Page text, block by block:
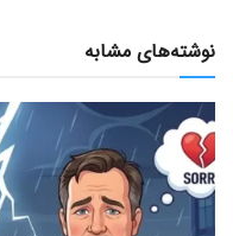
نوشته‌های مشابه